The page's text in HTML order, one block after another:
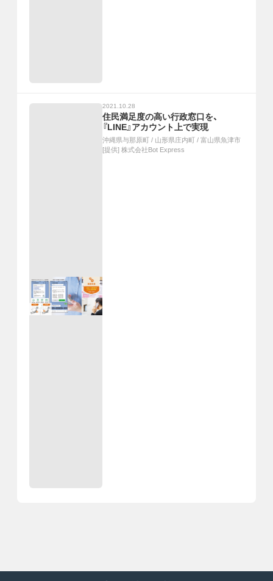
2021.10.28
住民満足度の高い行政窓口を、
『LINE』アカウント上で実現
沖縄県与那原町 / 山形県庄内町 / 富山県魚津市
[提供] 株式会社Bot Express